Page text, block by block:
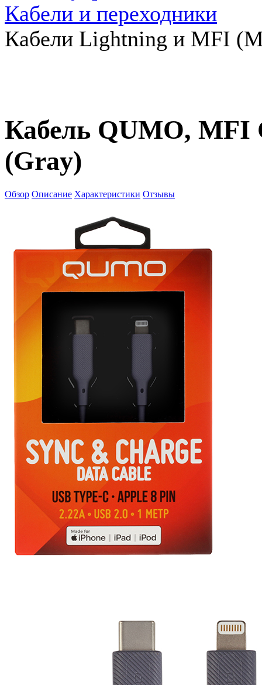
Кабели и переходники
Кабели Lightning и MFI
Кабель QUMO, MFI
(Gray)
Обзор Описание Характеристики Отзывы